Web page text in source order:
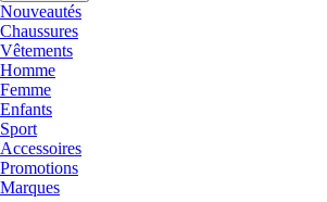
Nouveautés
Chaussures
Vêtements
Homme
Femme
Enfants
Sport
Accessoires
Promotions
Marques